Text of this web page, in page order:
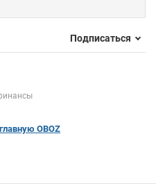
Подписаться
OBOZ